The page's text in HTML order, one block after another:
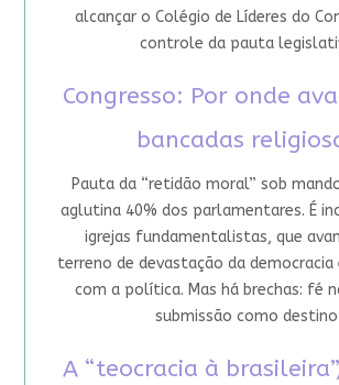
alcançar o Colégio de Líderes do
controle da pauta
Congresso: Por onde
bancadas
Pauta da “retidão moral” sob
aglutina 40% dos parlamentares. É
igrejas fundamentalistas, que
terreno de devastação da democracia
com a política. Mas há brechas: fé
submissão como destino
A “teocracia à